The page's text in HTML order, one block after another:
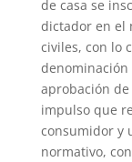
de casa se
dictador en el
civiles, con lo
denominación
aprobación
impulso que
consumidor y
normativo,